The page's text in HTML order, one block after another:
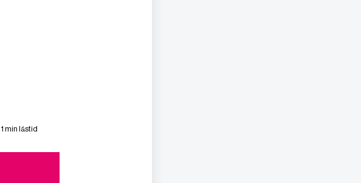
1 min lästid